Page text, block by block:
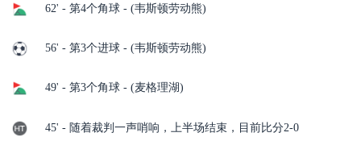
62' - 第4个角球 - (韦斯顿劳动熊)
56' - 第3个进球 - (韦斯顿劳动熊)
49' - 第3个角球 - (麦格理湖)
45' - 随着裁判一声哨响，上半场结束，目前比分2-0